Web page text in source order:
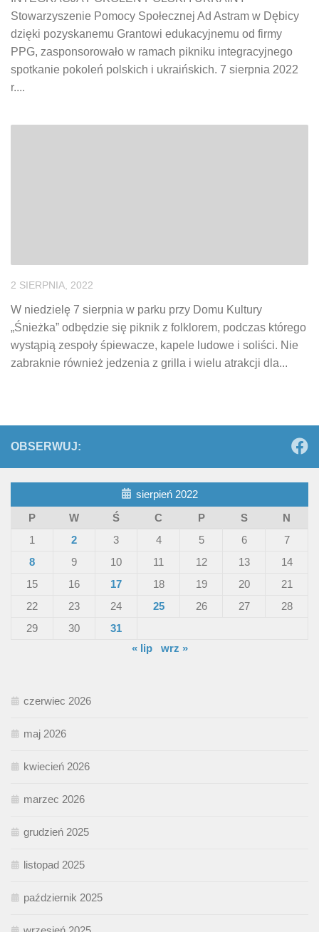
Stowarzyszenie Pomocy Społecznej Ad Astram w Dębicy
dzięki pozyskanemu Grantowi edukacyjnemu od firmy
PPG, zasponsorowało w ramach pikniku integracyjnego
spotkanie pokoleń polskich i ukraińskich. 7 sierpnia 2022
r....
2 SIERPNIA, 2022
W niedzielę 7 sierpnia w parku przy Domu Kultury
„Śnieżka” odbędzie się piknik z folklorem, podczas którego
wystąpią zespoły śpiewacze, kapele ludowe i soliści. Nie
zabraknie również jedzenia z grilla i wielu atrakcji dla...
OBSERWUJ:
sierpień 2022
P
W Ś C P S
N
1
2 3 4 5 6
7
8
9 10 11 12 13
14
15
16 17 18 19 20
21
22
23 24 25 26 27
28
29
30
31
« lip
wrz »
czerwiec 2026
maj 2026
kwiecień 2026
marzec 2026
grudzień 2025
listopad 2025
październik 2025